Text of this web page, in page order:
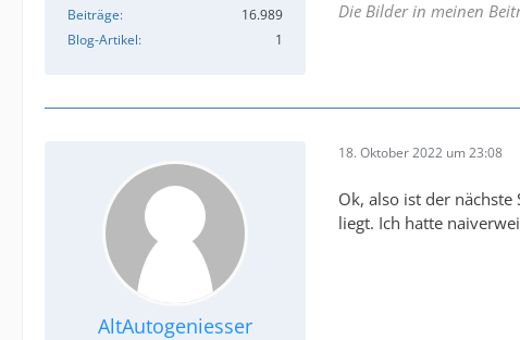
Beiträge
16.989
Blog-Artikel
1
Die Bilder in meinen
AltAutogeniesser
18. Oktober 2022 um 23:08
Ok, also ist der
liegt. Ich hatte